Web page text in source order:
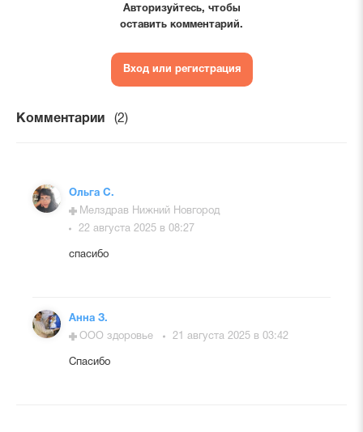
Авторизуйтесь, чтобы
оставить комментарий.
Вход или регистрация
Комментарии (2)
Ольга С.
Мелздрав Нижний Новгород
22 августа 2025 в 08:27
спасибо
Анна З.
ООО здоровье
21 августа 2025 в 03:42
Спасибо